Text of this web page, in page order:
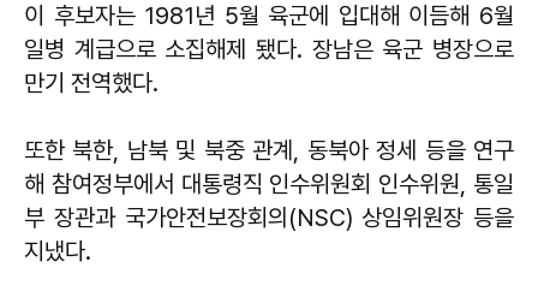
이 후보자는 1981년 5월 육군에 입대해 이듬해 6월
일병 계급으로 소집해제 됐다. 장남은 육군 병장으로
만기 전역했다.
또한 북한, 남북 및 북중 관계, 동북아 정세 등을 연구
해 참여정부에서 대통령직 인수위원회 인수위원, 통일
부 장관과 국가안전보장회의(NSC) 상임위원장 등을
지냈다.